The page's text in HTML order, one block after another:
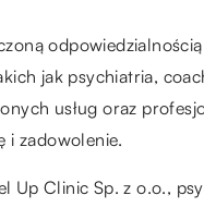
jak psychiatria,
usług oraz
i zadowolenie.
Up Clinic Sp. z o.o.,